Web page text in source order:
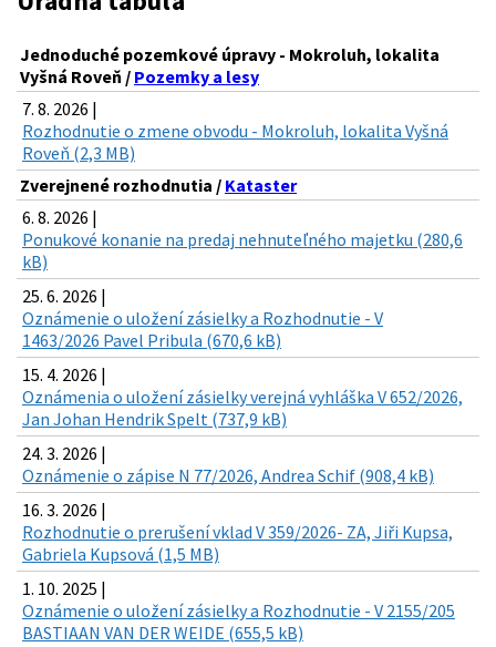
Jednoduché pozemkové úpravy - Mokroluh, lokalita
Vyšná Roveň / Pozemky a lesy
7. 8. 2026 |
Rozhodnutie o zmene obvodu - Mokroluh, lokalita Vyšná
Roveň (2,3 MB)
Zverejnené rozhodnutia / Kataster
6. 8. 2026 |
Ponukové konanie na predaj nehnuteľného majetku (280,6
kB)
25. 6. 2026 |
Oznámenie o uložení zásielky a Rozhodnutie - V
1463/2026 Pavel Pribula (670,6 kB)
15. 4. 2026 |
Oznámenia o uložení zásielky verejná vyhláška V 652/2026,
Jan Johan Hendrik Spelt (737,9 kB)
24. 3. 2026 |
Oznámenie o zápise N 77/2026, Andrea Schif (908,4 kB)
16. 3. 2026 |
Rozhodnutie o prerušení vklad V 359/2026- ZA, Jiři Kupsa,
Gabriela Kupsová (1,5 MB)
1. 10. 2025 |
Oznámenie o uložení zásielky a Rozhodnutie - V 2155/205
BASTIAAN VAN DER WEIDE (655,5 kB)